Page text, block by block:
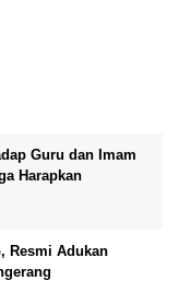
Guru dan Imam
Harapkan
Resmi Adukan